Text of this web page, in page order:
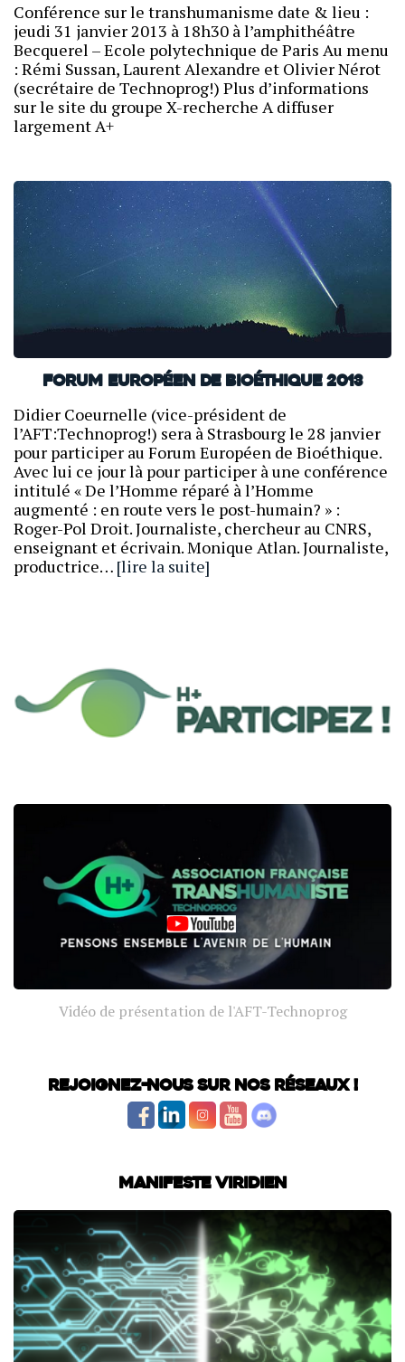
Conférence sur le transhumanisme date & lieu :
jeudi 31 janvier 2013 à 18h30 à l’amphithéâtre
Becquerel – Ecole polytechnique de Paris Au menu
: Rémi Sussan, Laurent Alexandre et Olivier Nérot
(secrétaire de Technoprog!) Plus d’informations
sur le site du groupe X-recherche A diffuser
largement A+
Forum Européen de Bioéthique 2013
Didier Coeurnelle (vice-président de
l’AFT:Technoprog!) sera à Strasbourg le 28 janvier
pour participer au Forum Européen de Bioéthique.
Avec lui ce jour là pour participer à une conférence
intitulé « De l’Homme réparé à l’Homme
augmenté : en route vers le post-humain? » :
Roger-Pol Droit. Journaliste, chercheur au CNRS,
enseignant et écrivain. Monique Atlan. Journaliste,
productrice… [lire la suite]
Vidéo de présentation de l'AFT-Technoprog
Rejoignez-nous sur nos réseaux !
Manifeste Viridien